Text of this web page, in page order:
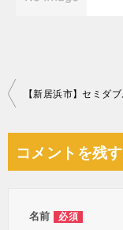
投
ビ
コメントを残す
名前 必須